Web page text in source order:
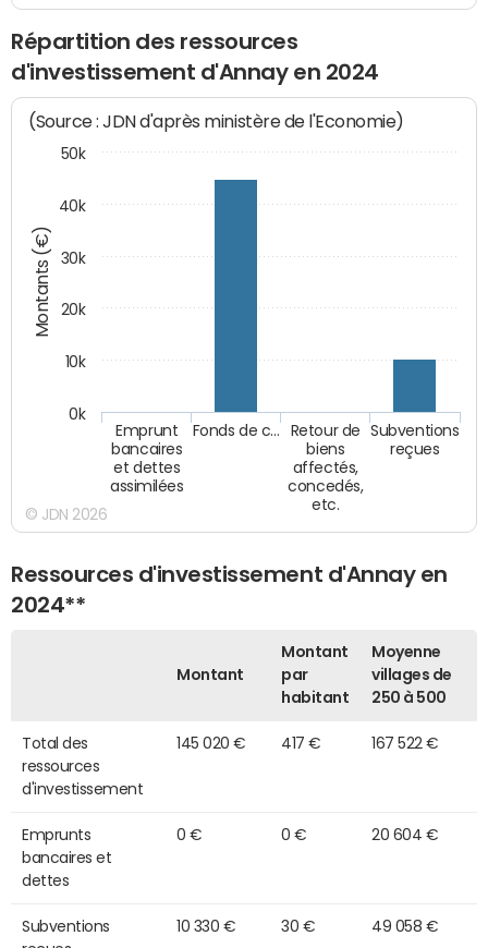
Répartition des ressources
d'investissement d'Annay en 2024
Montants (€)
(Source : JDN d'après ministère de l'Economie)
Emprunt
bancaires
et dettes
assimilées
Fonds de c…
Retour de
biens
affectés,
concedés,
etc.
Subventions
reçues
0k
10k
20k
30k
40k
50k
© JDN 2026
Ressources d'investissement d'Annay en
2024**
Montant
Montant
par
habitant
Moyenne
villages de
250 à 500
Total des
ressources
d'investissement
145 020 € 417 € 167 522 €
Emprunts
bancaires et
dettes
0 € 0 € 20 604 €
Subventions
10 330 € 30 € 49 058 €